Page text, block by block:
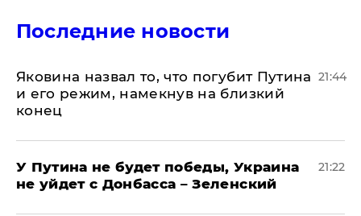
Последние новости
Яковина назвал то, что погубит Путина
и его режим, намекнув на близкий
конец
21:44
У Путина не будет победы, Украина
не уйдет с Донбасса – Зеленский
21:22